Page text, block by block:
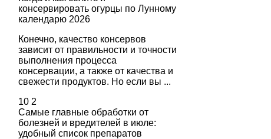
консервировать огурцы по Лунному
календарю 2026
Конечно, качество консервов
зависит от правильности и точности
выполнения процесса
консервации, а также от качества и
свежести продуктов. Но если вы ...
10 2
Самые главные обработки от
болезней и вредителей в июле:
удобный список препаратов